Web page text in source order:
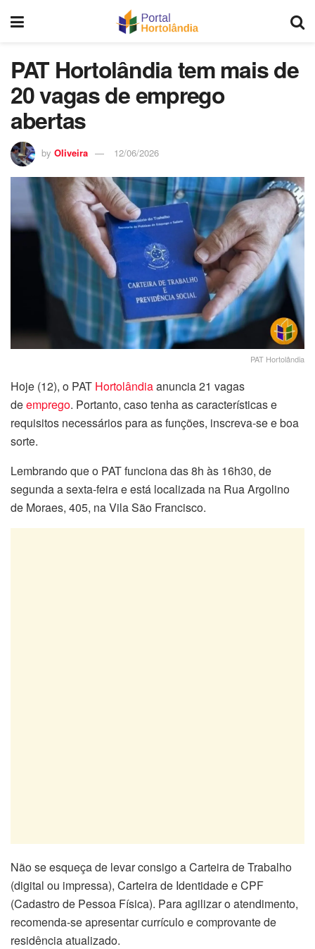
PAT Hortolândia tem mais de
20 vagas de emprego
abertas
by Oliveira 12/06/2026
PAT Hortolândia
Hoje (12), o PAT Hortolândiaanuncia 21 vagas
deemprego. Portanto, caso tenha as características e
requisitos necessários para as funções, inscreva-se e boa
sorte.
Lembrando que o PAT funciona das 8h às 16h30, de
segunda a sexta-feira e está localizada na Rua Argolino
de Moraes, 405, na Vila São Francisco.
Não se esqueça de levar consigo a Carteira de Trabalho
(digital ou impressa), Carteira de Identidade e CPF
(Cadastro de Pessoa Física). Para agilizar o atendimento,
recomenda-se apresentar currículo e comprovante de
residência atualizado.